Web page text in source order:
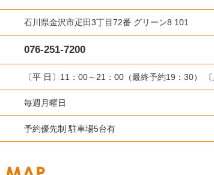
石川県金沢市疋田3丁目72番 グリーン8 101
076-251-7200
〔平 日〕11：00～21：00（最終予約19：30）
毎週月曜日
予約優先制 駐車場5台有